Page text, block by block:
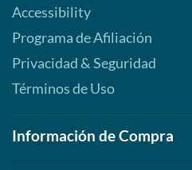
Accessibility
Programa de Afiliación
Privacidad & Seguridad
Términos de Uso
Información de Compra